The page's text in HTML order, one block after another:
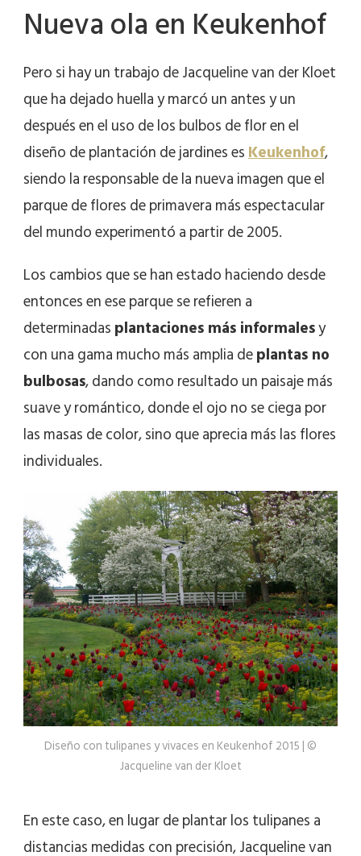
Nueva ola en Keukenhof
Pero si hay un trabajo de Jacqueline van der Kloet
que ha dejado huella y marcó un antes y un
después en el uso de los bulbos de flor en el
diseño de plantación de jardines esKeukenhof,
siendo la responsable de la nueva imagen que el
parque de flores de primavera más espectacular
del mundo experimentó a partir de 2005.
Los cambios que se han estado haciendo desde
entonces en ese parque se refieren a
determinadasplantaciones más informalesy
con una gama mucho más amplia deplantas no
bulbosas, dando como resultado un paisaje más
suave y romántico, donde el ojo no se ciega por
las masas de color, sino que aprecia más las flores
individuales.
Diseño con tulipanes y vivaces en Keukenhof 2015 | ©
Jacqueline van der Kloet
En este caso, en lugar de plantar los tulipanes a
distancias medidas con precisión, Jacqueline van